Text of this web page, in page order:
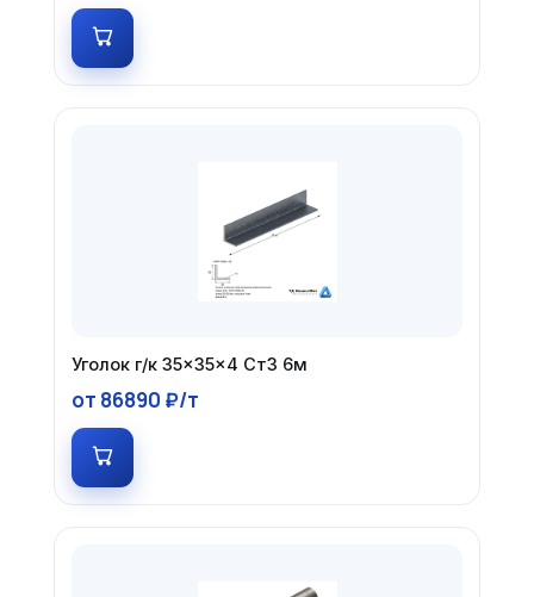
Уголок г/к 35×35×4 Ст3 6м
от 86890 ₽/т